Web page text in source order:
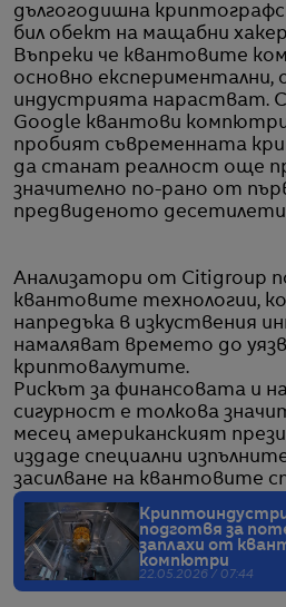
дългогодишна
бил обект на мащабни
Въпреки че квантовите
основно експериментални,
индустрията нарастват.
Google квантови
пробият съвременната
да станат реалност още
значително по-рано от
предвиденото
Анализатори от Citigroup
квантовите технологии,
напредъка в изкуствения
намаляват времето до
криптовалутите.
Рискът за финансовата и
сигурност е толкова
месец американският
издаде специални
засилване на квантовите
подготвя за
заплахи от
компютри
22.05.2026 / 07:44